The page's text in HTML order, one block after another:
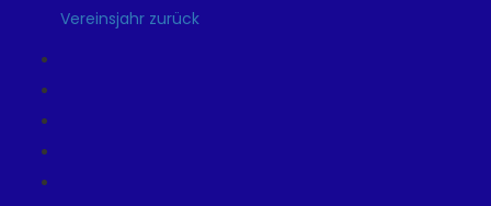
Vereinsjahr zurück